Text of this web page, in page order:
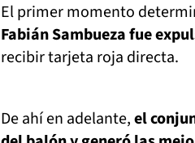
El primer momento
Fabián Sambueza fue
recibir tarjeta roja directa.
De ahí en adelante,el